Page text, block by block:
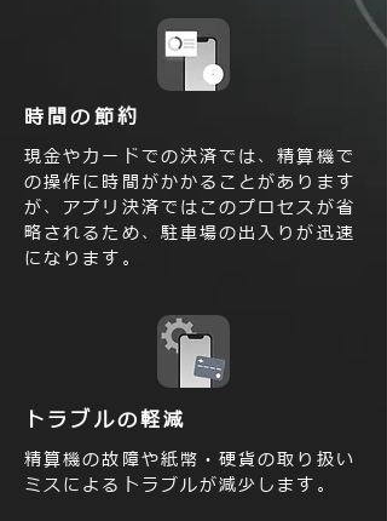
時間の節約
現金やカードでの決済では、精算機で
の操作に時間がかかることがあります
が、アプリ決済ではこのプロセスが省
略されるため、駐車場の出入りが迅速
になります。
トラブルの軽減
精算機の故障や紙幣・硬貨の取り扱い
ミスによるトラブルが減少します。